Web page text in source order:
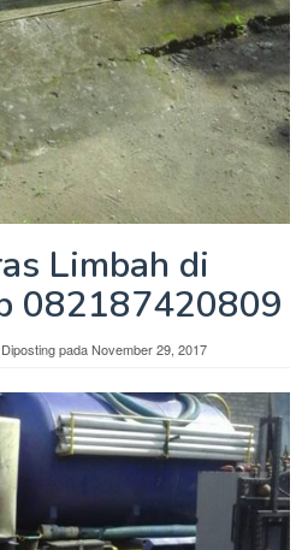
Limbah di
082187420809
Diposting padaNovember 29, 2017